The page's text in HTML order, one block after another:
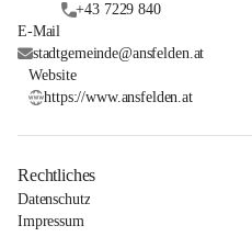
+43 7229 840
E-Mail
stadtgemeinde@ansfelden.at
Website
https://www.ansfelden.at
Rechtliches
Datenschutz
Impressum